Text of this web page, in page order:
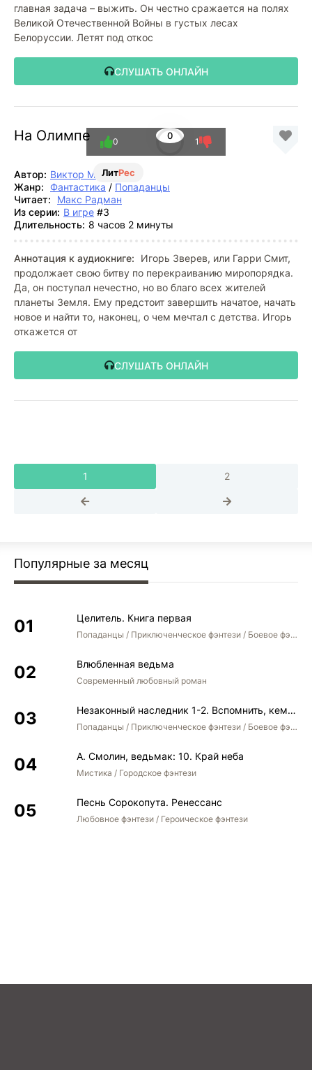
главная задача – выжить. Он честно сражается на полях
Великой Отечественной Войны в густых лесах
Белоруссии. Летят под откос
СЛУШАТЬ ОНЛАЙН
На Олимпе
ЛитРес
0
0 1
Автор: Виктор Мишин
Жанр:
Фантастика / Попаданцы
Читает:
Макс Радман
Из серии: В игре #3
Длительность: 8 часов 2 минуты
Аннотация к аудиокниге:
Игорь Зверев, или Гарри Смит,
продолжает свою битву по перекраиванию миропорядка.
Да, он поступал нечестно, но во благо всех жителей
планеты Земля. Ему предстоит завершить начатое, начать
новое и найти то, наконец, о чем мечтал с детства. Игорь
откажется от
СЛУШАТЬ ОНЛАЙН
1 2
Популярные за месяц
Целитель. Книга первая
Попаданцы / Приключенческое фэнтези / Боевое фэнтези
Влюбленная ведьма
Современный любовный роман
Незаконный наследник 1-2. Вспомнить, кем был. Стать собой. Остаться собой
Попаданцы / Приключенческое фэнтези / Боевое фэнтези / Юмористическое фэнтези
А. Смолин, ведьмак: 10. Край неба
Мистика / Городское фэнтези
Песнь Сорокопута. Ренессанс
Любовное фэнтези / Героическое фэнтези